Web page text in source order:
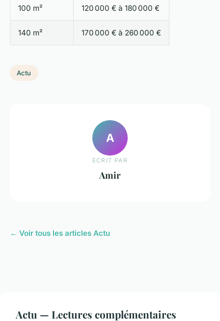
100 m² 120 000 € à 180 000 €
140 m² 170 000 € à 260 000 €
Actu
A
ECRIT PAR
Amir
← Voir tous les articles Actu
Actu — Lectures complémentaires